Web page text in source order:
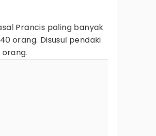
Prancis paling banyak
orang. Disusul pendaki
orang.